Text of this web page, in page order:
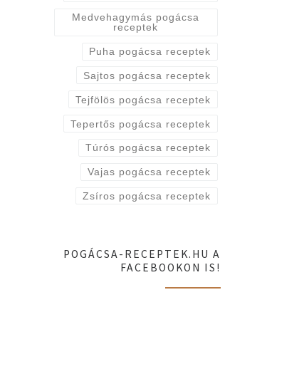
Medvehagymás pogácsa
receptek
Puha pogácsa receptek
Sajtos pogácsa receptek
Tejfölös pogácsa receptek
Tepertős pogácsa receptek
Túrós pogácsa receptek
Vajas pogácsa receptek
Zsíros pogácsa receptek
POGÁCSA-RECEPTEK.HU A
FACEBOOKON IS!